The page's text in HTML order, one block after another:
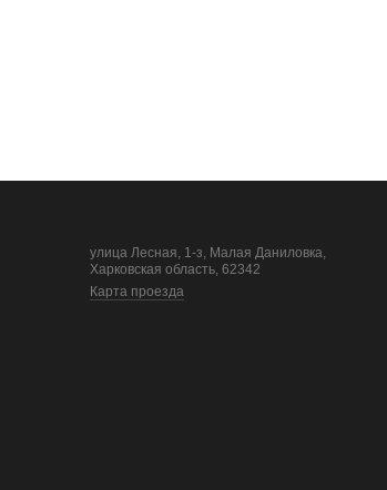
улица Лесная, 1-з, Малая Даниловка,
Харковская область, 62342
Карта проезда